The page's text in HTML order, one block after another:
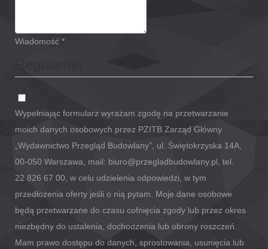
Wiadomość *
Wypełniając formularz wyrażam zgodę na przetwarzanie
moich danych osobowych przez PZITB Zarząd Główny
„Wydawnictwo Przegląd Budowlany”, ul. Świętokrzyska 14A,
00-050 Warszawa, mail: biuro@przegladbudowlany.pl, tel.
22 826 67 00, w celu udzielenia odpowiedzi, w tym
przedłożenia oferty jeśli o nią pytam. Moje dane osobowe
będą przetwarzane do czasu cofnięcia zgody lub przez okres
niezbędny do ustalenia, dochodzenia lub obrony roszczeń.
Mam prawo dostępu do danych, sprostowania, usunięcia lub